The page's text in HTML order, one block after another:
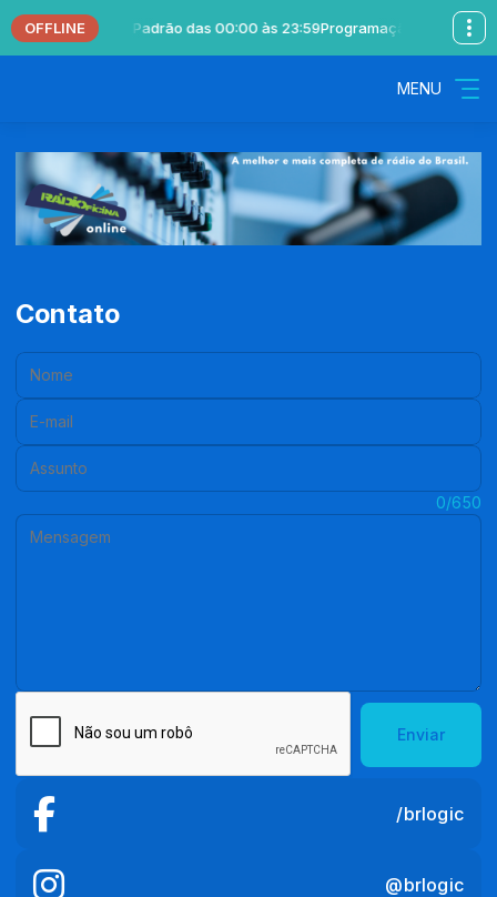
OFFLINE
com Locutor Padrão das 00:00 às 23:59Programação Musical
MENU
Contato
Nome:
E-mail:
Assunto:
0/650
Enviar
/brlogic
@brlogic